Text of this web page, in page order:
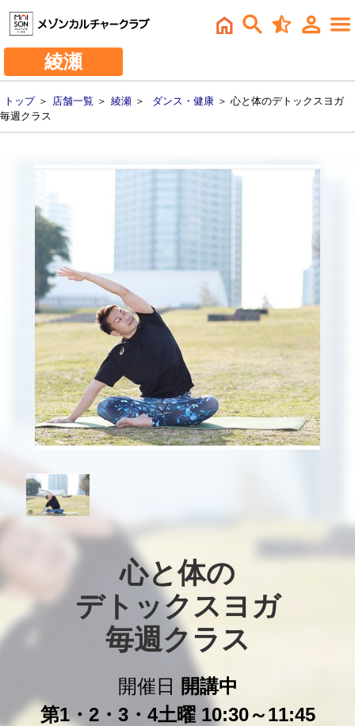
綾瀬
トップ＞ 店舗一覧 ＞ 綾瀬 ＞ ダンス・健康 ＞ 心と体のデトックスヨガ
毎週クラス
心と体の
デトックスヨガ
毎週クラス
開催日
開講中
第1・2・3・4土曜 10:30～11:45